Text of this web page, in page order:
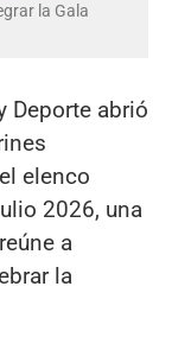
la Gala
Deporte abrió
elenco
2026, una
a
la